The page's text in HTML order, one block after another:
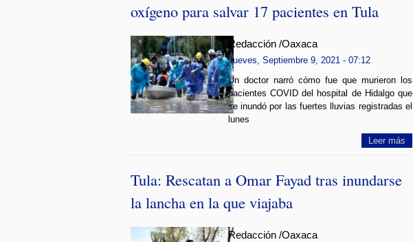
oxígeno para salvar 17 pacientes en Tula
Redacción /Oaxaca
Jueves, Septiembre 9, 2021 - 07:12
Un doctor narró cómo fue que murieron los
pacientes COVID del hospital de Hidalgo que
se inundó por las fuertes lluvias registradas el
lunes
Leer más
Tula: Rescatan a Omar Fayad tras inundarse
la lancha en la que viajaba
Redacción /Oaxaca